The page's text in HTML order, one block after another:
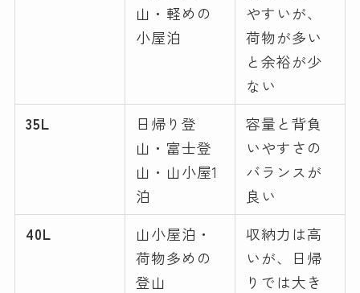
山・軽めの
小屋泊
やすいが、
荷物が多い
と余裕が少
ない
35L
日帰り登
山・富士登
山・山小屋1
泊
容量と背負
いやすさの
バランスが
良い
40L
山小屋泊・
荷物多めの
登山
収納力は高
いが、日帰
りでは大き